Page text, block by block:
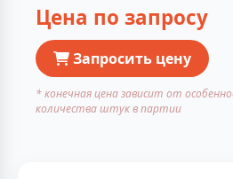
Цена по запросу
Запросить цену
* конечная цена зависит от
количества штук в партии